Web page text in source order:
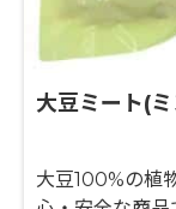
大豆ミート(
大豆100%の植